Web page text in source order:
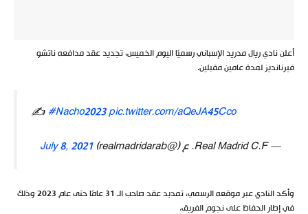
أعلن نادي ريال مدريد الإسباني رسميًا اليوم الخميس، تجديد عقد مدافعه ناتشو
فيرنانديز لمدة عامين مقبلين.
✍️#Nacho2023pic.twitter.com/aQeJA45Cco
— Real Madrid C.F. ع (@realmadridarab)
July 8, 2021
وأكد النادي عبر موقعه الرسمي، تمديد عقد صاحب الـ 31 عامًا حتى عام 2023 وذلك
في إطار الحفاظ على نجوم الفريق.